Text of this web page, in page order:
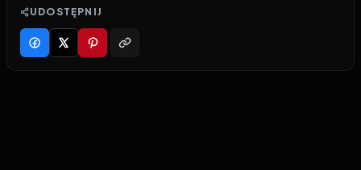
UDOSTĘPNIJ